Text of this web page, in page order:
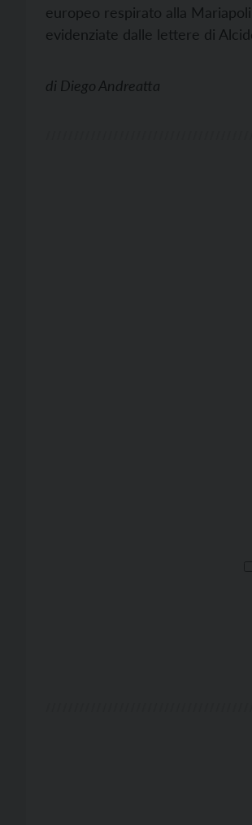
europeo respirato alla
evidenziate dalle lettere di
di Diego Andreatta